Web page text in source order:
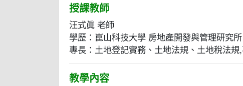
授課教師
汪式眞 老師
學歷：崑山科技大學 房地產開發與管理研究所
專長：土地登記實務、土地法規、土地稅法
教學內容